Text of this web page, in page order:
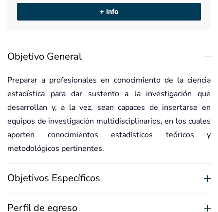
+ info
Objetivo General
Preparar a profesionales en conocimiento de la ciencia
estadística para dar sustento a la investigación que
desarrollan y, a la vez, sean capaces de insertarse en
equipos de investigación multidisciplinarios, en los cuales
aporten conocimientos estadísticos teóricos y
metodológicos pertinentes.
Objetivos Específicos
Perfil de egreso